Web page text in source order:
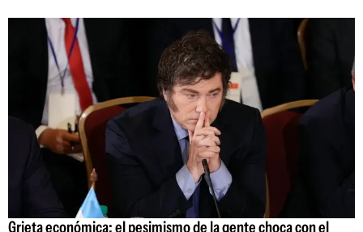
Grieta económica: el pesimismo de la gente choca con el